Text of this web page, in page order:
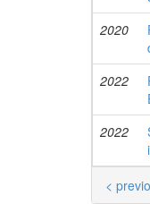
2020
2022
2022
<